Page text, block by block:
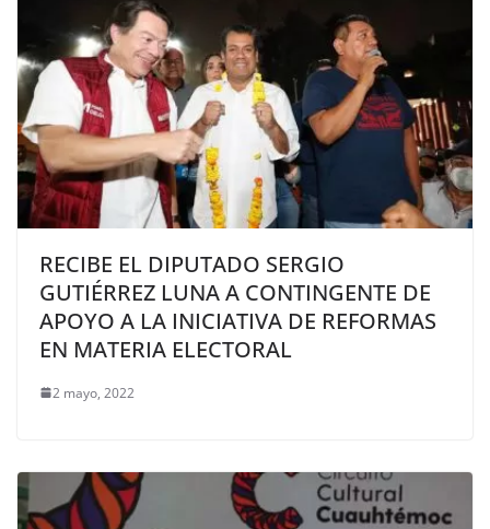
RECIBE EL DIPUTADO SERGIO
GUTIÉRREZ LUNA A CONTINGENTE DE
APOYO A LA INICIATIVA DE REFORMAS
EN MATERIA ELECTORAL
2 mayo, 2022